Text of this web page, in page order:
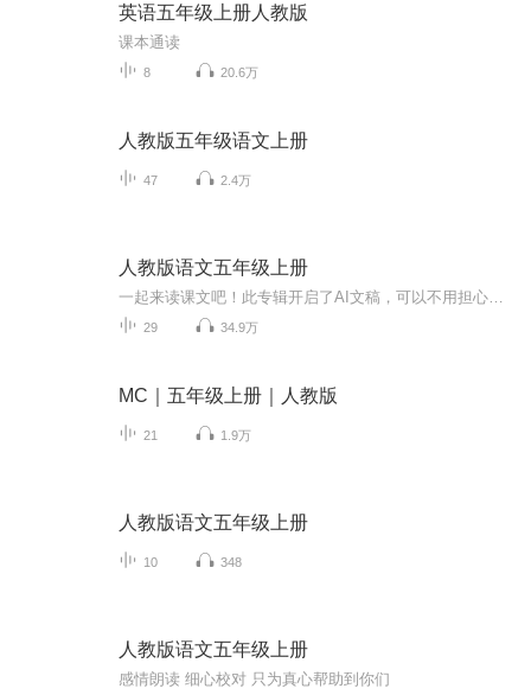
英语五年级上册人教版
课本通读
8 20.6万
人教版五年级语文上册
47 2.4万
人教版语文五年级上册
29 34.9万
MC｜五年级上册｜人教版
21 1.9万
人教版语文五年级上册
10 348
人教版语文五年级上册
感情朗读 细心校对 只为真心帮助到你们